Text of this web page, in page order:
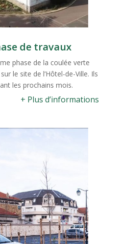
de travaux
phase de la coulée verte
le site de l’Hôtel-de-Ville. Ils
les prochains mois.
+ Plus d’informations